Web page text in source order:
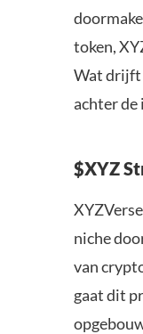
token,
Wat drijft
achter de
$XYZ
niche
van
gaat dit